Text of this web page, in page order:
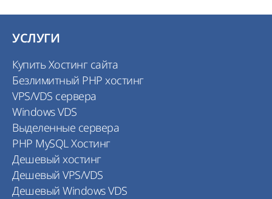
УСЛУГИ
Купить Хостинг сайта
Безлимитный PHP хостинг
VPS/VDS сервера
Windows VDS
Выделенные сервера
PHP MySQL Хостинг
Дешевый хостинг
Дешевый VPS/VDS
Дешевый Windows VDS